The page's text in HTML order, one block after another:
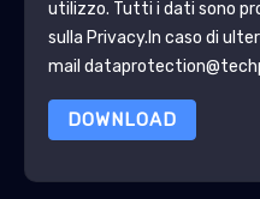
utilizzo. Tutti i dati sono
sulla Privacy.In caso di
mail
DOWNLOAD